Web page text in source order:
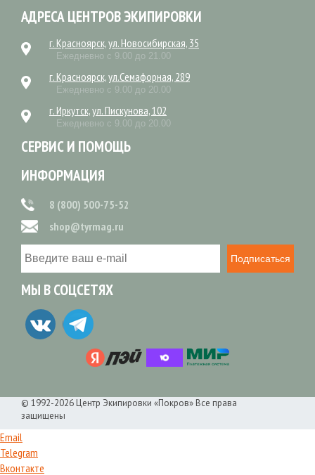
АДРЕСА ЦЕНТРОВ ЭКИПИРОВКИ
г. Красноярск, ул. Новосибирская, 35
Ежедневно с 9.00 до 21.00
г. Красноярск, ул.Семафорная, 289
Ежедневно с 9.00 до 20.00
г. Иркутск, ул. Пискунова, 102
Ежедневно с 9.00 до 20.00
СЕРВИС И ПОМОЩЬ
ИНФОРМАЦИЯ
8 (800) 500-75-52
shop@tyrmag.ru
Подписаться
МЫ В СОЦСЕТЯХ
© 1992-2026 Центр Экипировки «Покров» Все права
защищены
Email
Telegram
Вконтакте